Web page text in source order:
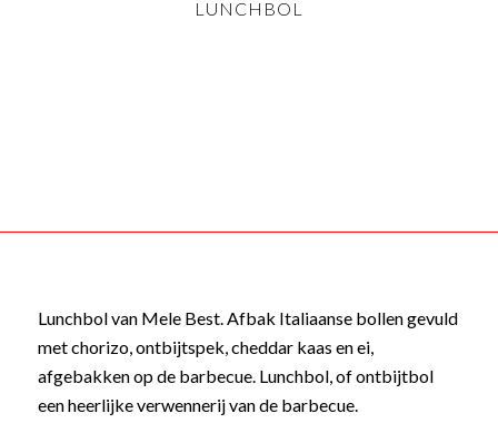
LUNCHBOL
Lunchbol van Mele Best. Afbak Italiaanse bollen gevuld
met chorizo, ontbijtspek, cheddar kaas en ei,
afgebakken op de barbecue. Lunchbol, of ontbijtbol
een heerlijke verwennerij van de barbecue.